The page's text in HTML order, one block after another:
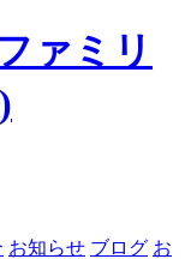
お知らせ ブログ お